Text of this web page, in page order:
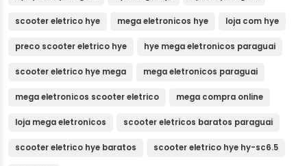
scooter eletrico hye mega eletronicos hye loja com hye
preco scooter eletrico hye hye mega eletronicos paraguai
scooter eletrico hye mega mega eletronicos paraguai
mega eletronicos scooter eletrico mega compra online
loja mega eletronicos scooter eletricos baratos paraguai
scooter eletrico hye baratos scooter eletrico hye hy-sc6.5